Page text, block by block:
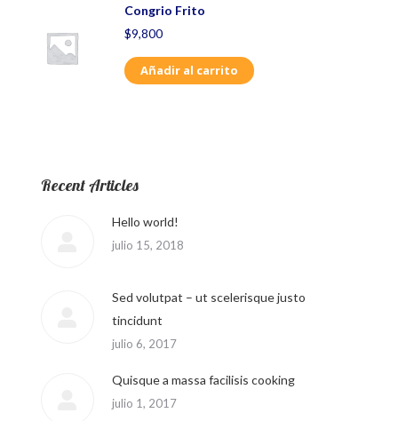
Congrio Frito
$9,800
Añadir al carrito
Recent Articles
Hello world!
julio 15, 2018
Sed volutpat – ut scelerisque justo
tincidunt
julio 6, 2017
Quisque a massa facilisis cooking
julio 1, 2017